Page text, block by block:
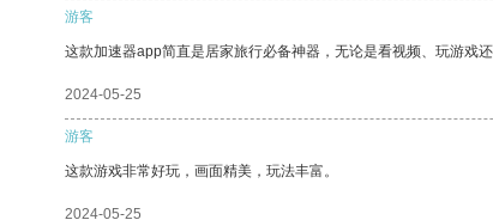
游客
这款加速器app简直是居家旅行必备神器，无论是看视频、玩游戏
2024-05-25
游客
这款游戏非常好玩，画面精美，玩法丰富。
2024-05-25